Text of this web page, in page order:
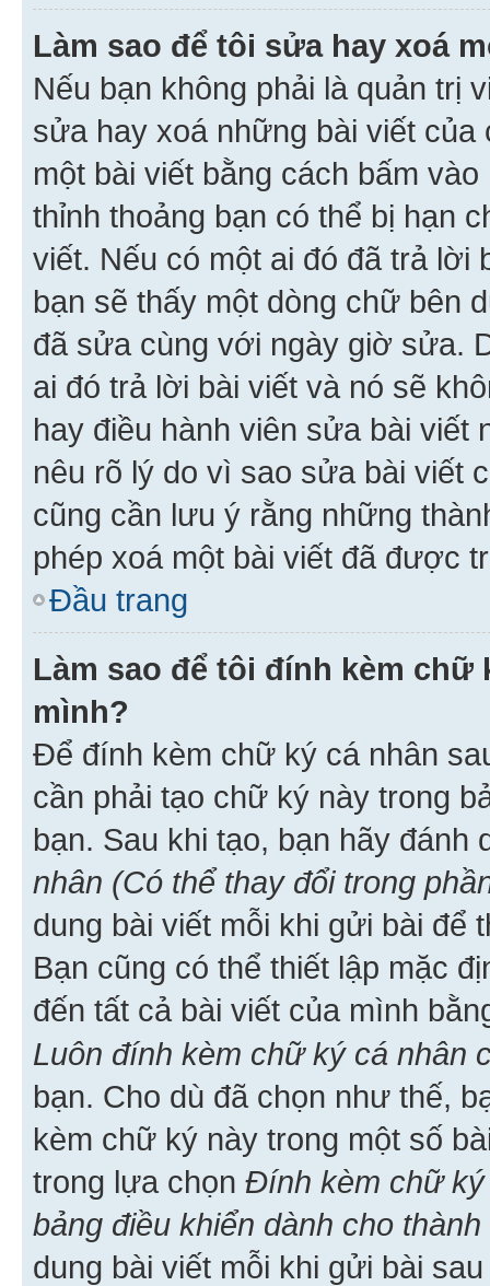
Làm sao để tôi sửa hay xoá
Nếu bạn không phải là quản trị
sửa hay xoá những bài viết
một bài viết bằng cách bấm
thỉnh thoảng bạn có thể bị hạn
viết. Nếu có một ai đó đã trả lời
bạn sẽ thấy một dòng chữ bên
đã sửa cùng với ngày giờ sửa.
ai đó trả lời bài viết và nó sẽ
hay điều hành viên sửa bài viết
nêu rõ lý do vì sao sửa bài viết
cũng cần lưu ý rằng những
phép xoá một bài viết đã được
Đầu trang
Làm sao để tôi đính kèm chữ
mình?
Để đính kèm chữ ký cá nhân
cần phải tạo chữ ký này trong
bạn. Sau khi tạo, bạn hãy
nhân (Có thể thay đổi trong
dung bài viết mỗi khi gửi bài để
Bạn cũng có thể thiết lập mặc
đến tất cả bài viết của mình
Luôn đính kèm chữ ký cá nhân
bạn. Cho dù đã chọn như thế,
kèm chữ ký này trong một số
trong lựa chọn Đính kèm chữ
bảng điều khiển dành cho
dung bài viết mỗi khi gửi bài sau